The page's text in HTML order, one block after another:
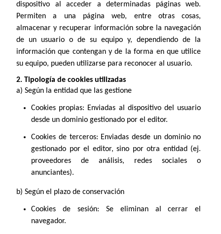
dispositivo al acceder a determinadas páginas web.
Permiten a una página web, entre otras cosas,
almacenar y recuperar información sobre la navegación
de un usuario o de su equipo y, dependiendo de la
información que contengan y de la forma en que utilice
su equipo, pueden utilizarse para reconocer al usuario.
2. Tipología de cookies utilizadas
a) Según la entidad que las gestione
Cookies propias: Enviadas al dispositivo del usuario
desde un dominio gestionado por el editor.
Cookies de terceros: Enviadas desde un dominio no
gestionado por el editor, sino por otra entidad (ej.
proveedores de análisis, redes sociales o
anunciantes).
b) Según el plazo de conservación
Cookies de sesión: Se eliminan al cerrar el
navegador.